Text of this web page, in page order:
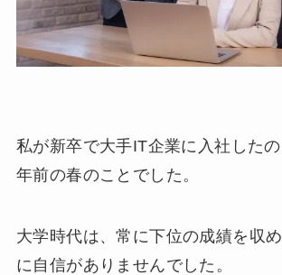
私が新卒で大手IT企業に入社した
年前の春のことでした。
大学時代は、常に下位の成績を収
に自信がありませんでした。